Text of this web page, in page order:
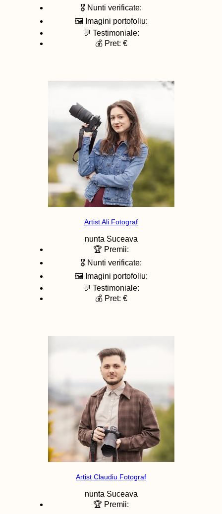
🎖️ Nunti verificate:
🖼️ Imagini portofoliu:
💬 Testimoniale:
💰 Pret: €
Artist Ali Fotograf
nunta Suceava
🏆 Premii:
🎖️ Nunti verificate:
🖼️ Imagini portofoliu:
💬 Testimoniale:
💰 Pret: €
Artist Claudiu Fotograf
nunta Suceava
🏆 Premii: